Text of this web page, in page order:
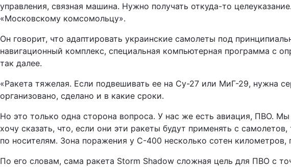
управления, связная машина. Нужно получать откуда-то
«Московскому комсомольцу».
Он говорит, что адаптировать украинские самолеты под
навигационный комплекс, специальная компьютерная программа с
так далее.
«Ракета тяжелая. Если подвешивать ее на Су-27 или МиГ-29, нужна
организовано, сделано и в какие сроки.
Но это только одна сторона вопроса. У нас же есть авиация, ПВО.
хочу сказать, что, если они эти ракеты будут применять с
по носителям. Зона поражения у С-400 несколько сотен
По его словам, сама ракета Storm Shadow сложная цель для ПВО с